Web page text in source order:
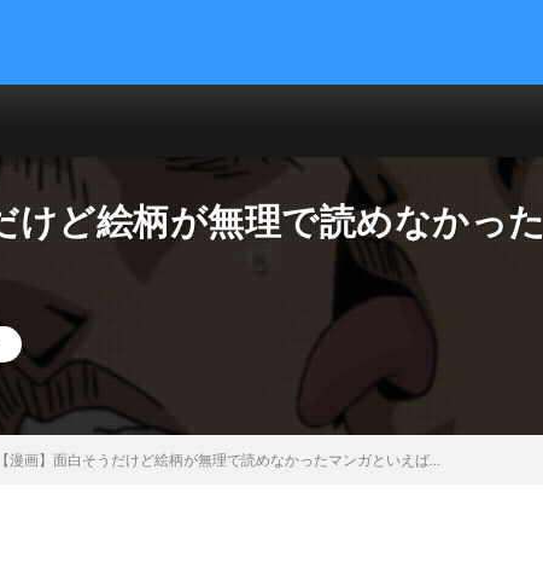
けど絵柄が無理で読めなかった
【漫画】面白そうだけど絵柄が無理で読めなかったマンガといえば…